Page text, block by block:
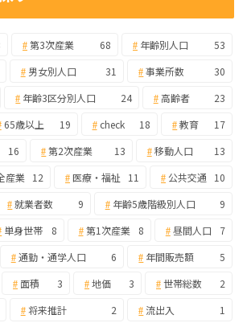
第3次産業 68 年齢別人口
53
男女別人口 31 事業所数
30
年齢3区分別人口 24 高齢者
23
65歳以上 19 check 18 教育
17
16 第2次産業 13 移動人口
13
産業 12 医療・福祉 11 公共交通
10
就業者数 9 年齢5歳階級別人口
9
単身世帯 8 第1次産業 8 昼間人口
7
通勤・通学人口 6 年間販売額
5
面積 3 地価 3 世帯総数
2
将来推計 2 流出入 1